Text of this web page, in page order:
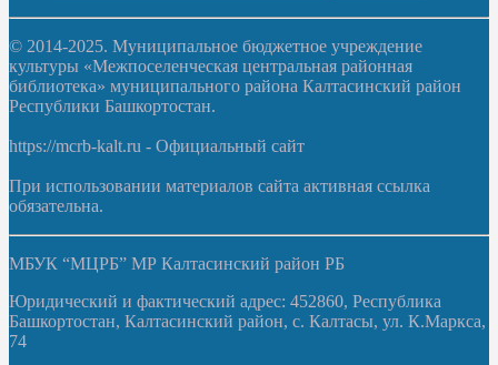
© 2014-2025. Муниципальное бюджетное учреждение
культуры «Межпоселенческая центральная районная
библиотека» муниципального района Калтасинский район
Республики Башкортостан.
https://mcrb-kalt.ru - Официальный сайт
При использовании материалов сайта активная ссылка
обязательна.
МБУК “МЦРБ” МР Калтасинский район РБ
Юридический и фактический адрес: 452860, Республика
Башкортостан, Калтасинский район, с. Калтасы, ул. К.Маркса,
74